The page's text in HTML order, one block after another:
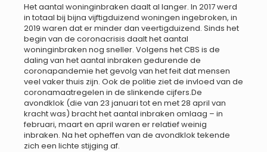
Het aantal woninginbraken daalt al langer. In 2017 werd
in totaal bij bijna vijftigduizend woningen ingebroken, in
2019 waren dat er minder dan veertigduizend. Sinds het
begin van de coronacrisis daalt het aantal
woninginbraken nog sneller. Volgens het CBS is de
daling van het aantal inbraken gedurende de
coronapandemie het gevolg van het feit dat mensen
veel vaker thuis zijn. Ook de politie ziet de invloed van de
coronamaatregelen in de slinkende cijfers.De
avondklok (die van 23 januari tot en met 28 april van
kracht was) bracht het aantal inbraken omlaag – in
februari, maart en april waren er relatief weinig
inbraken. Na het opheffen van de avondklok tekende
zich een lichte stijging af.